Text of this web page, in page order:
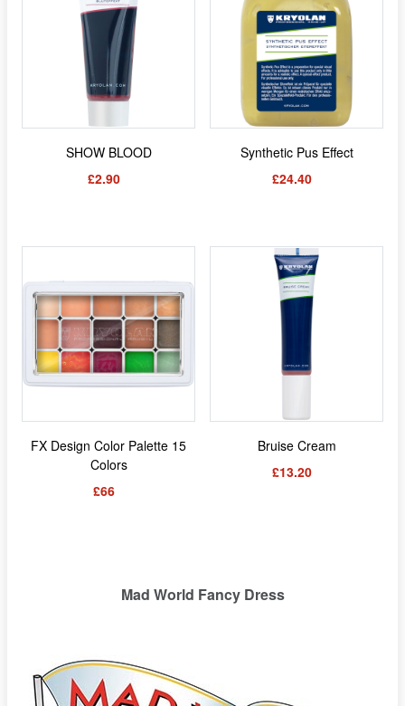
SHOW BLOOD
£2.90
Synthetic Pus Effect
£24.40
FX Design Color Palette 15
Colors
£66
Bruise Cream
£13.20
Mad World Fancy Dress